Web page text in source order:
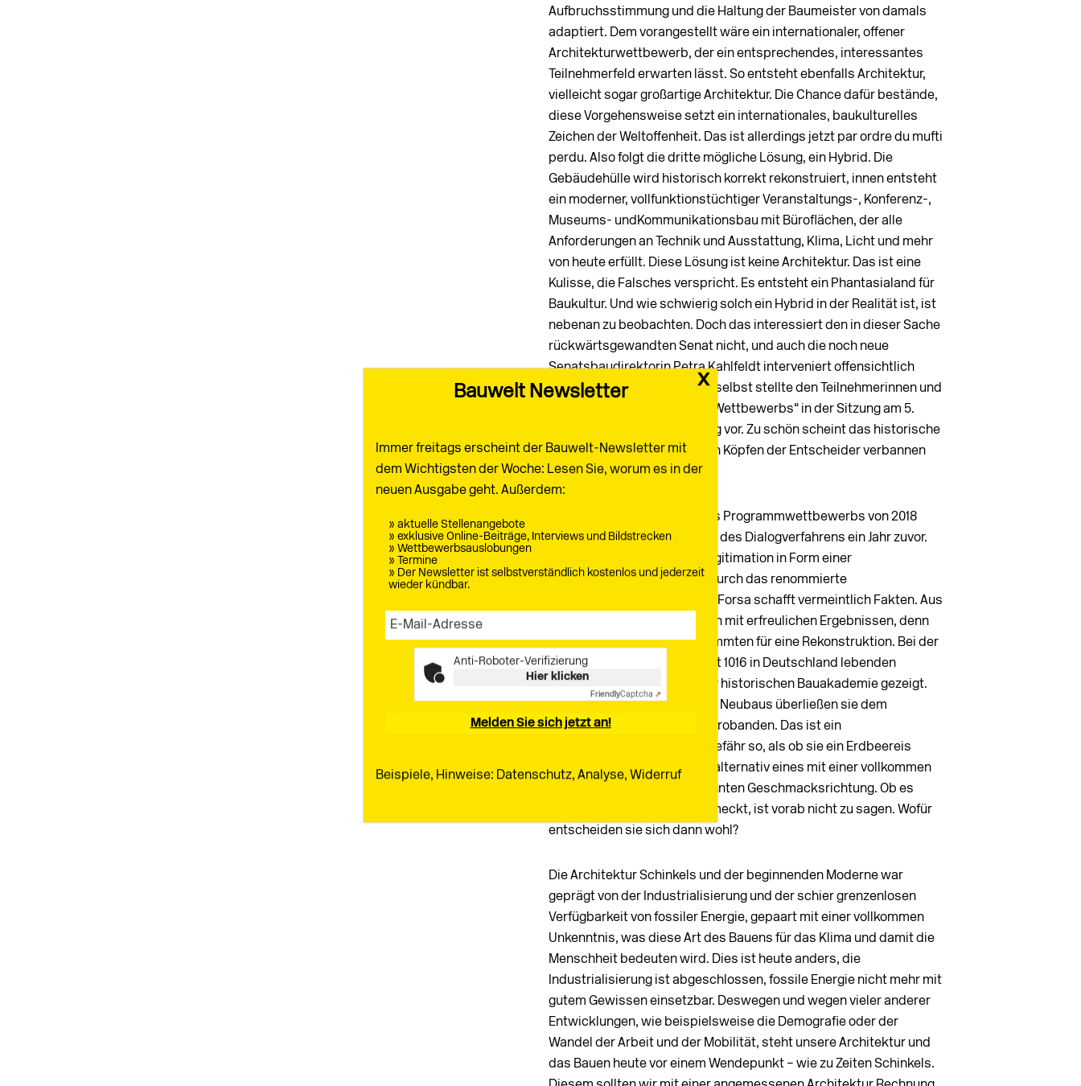
Aufbruchsstimmung und die Haltung der Baumeister von damals
adaptiert. Dem vorangestellt wäre ein internationaler, offener
Architekturwettbewerb, der ein entsprechendes, interessantes
Teilnehmerfeld erwarten lässt. So entsteht ebenfalls Architektur,
vielleicht sogar großartige Architektur. Die Chance dafür bestände,
diese Vorgehensweise setzt ein internationales, baukulturelles
Zeichen der Weltoffenheit. Das ist allerdings jetzt par ordre du mufti
perdu. Also folgt die dritte mögliche Lösung, ein Hybrid. Die
Gebäudehülle wird historisch korrekt rekonstruiert, innen entsteht
ein moderner, vollfunktionstüchtiger Veranstaltungs-, Konferenz-,
Museums- undKommunikationsbau mit Büroflächen, der alle
Anforderungen an Technik und Ausstattung, Klima, Licht und mehr
von heute erfüllt. Diese Lösung ist keine Architektur. Das ist eine
Kulisse, die Falsches verspricht. Es entsteht ein Phantasialand für
Baukultur. Und wie schwierig solch ein Hybrid in der Realität ist, ist
nebenan zu beobachten. Doch das interessiert den in dieser Sache
rückwärtsgewandten Senat nicht, und auch die noch neue
Senatsbaudirektorin Petra Kahlfeldt interveniert offensichtlich
nicht. Ganz im Gegenteil, sie selbst stellte den Teilnehmerinnen und
Teilnehmern des „Thinktank Wettbewerbs“ in der Sitzung am 5.
September diese Verordnung vor. Zu schön scheint das historische
Bild, als dass man es aus den Köpfen der Entscheider verbannen
könnte.
Vergessen sind die Ideen des Programmwettbewerbs von 2018
oder die Gedanken der Foren des Dialogverfahrens ein Jahr zuvor.
Eine neue demokratische Legitimation in Form einer
repräsentativen Befragung durch das renommierte
Meinungsforschungsinstitut Forsa schafft vermeintlich Fakten. Aus
Sicht der Re-Konstruktivisten mit erfreulichen Ergebnissen, denn
67 Prozent der Befragten stimmten für eine Rekonstruktion. Bei der
Befragung wurden insgesamt 1016 in Deutschland lebenden
Erwachsenen zwei Bilder der historischen Bauakademie gezeigt.
Die Vorstellung eines fiktiven Neubaus überließen sie dem
Abstraktionsvermögen der Probanden. Das ist ein
Taschenspielertrick und ungefähr so, als ob sie ein Erdbeereis
angebo-ten bekommen und alternativ eines mit einer vollkommen
anderen, neuen und unbekannten Geschmacksrichtung. Ob es
besser oder schlechter schmeckt, ist vorab nicht zu sagen. Wofür
entscheiden sie sich dann wohl?
Die Architektur Schinkels und der beginnenden Moderne war
geprägt von der Industrialisierung und der schier grenzenlosen
Verfügbarkeit von fossiler Energie, gepaart mit einer vollkommen
Unkenntnis, was diese Art des Bauens für das Klima und damit die
Menschheit bedeuten wird. Dies ist heute anders, die
Industrialisierung ist abgeschlossen, fossile Energie nicht mehr mit
gutem Gewissen einsetzbar. Deswegen und wegen vieler anderer
Entwicklungen, wie beispielsweise die Demografie oder der
Wandel der Arbeit und der Mobilität, steht unsere Architektur und
das Bauen heute vor einem Wendepunkt – wie zu Zeiten Schinkels.
x
Bauwelt Newsletter
Immer freitags erscheint der Bauwelt-Newsletter mit
dem Wichtigsten der Woche: Lesen Sie, worum es in der
neuen Ausgabe geht. Außerdem:
» aktuelle Stellenangebote
» exklusive Online-Beiträge, Interviews und Bildstrecken
» Wettbewerbsauslobungen
» Termine
» Der Newsletter ist selbstverständlich kostenlos und jederzeit
wieder kündbar.
Anti-Roboter-Verifizierung
Hier klicken
FriendlyCaptcha ⇗
Melden Sie sich jetzt an!
Beispiele, Hinweise: Datenschutz, Analyse, Widerruf